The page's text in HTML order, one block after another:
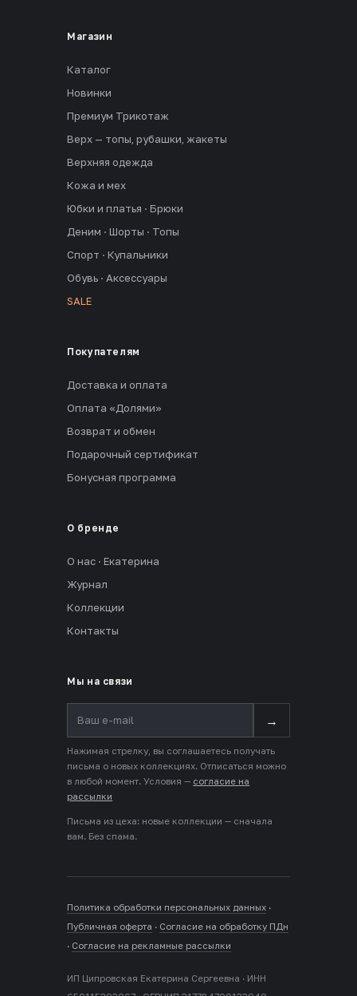
Магазин
Каталог
Новинки
Премиум Трикотаж
Верх — топы, рубашки, жакеты
Верхняя одежда
Кожа и мех
Юбки и платья · Брюки
Деним · Шорты · Топы
Спорт · Купальники
Обувь · Аксессуары
SALE
Покупателям
Доставка и оплата
Оплата «Долями»
Возврат и обмен
Подарочный сертификат
Бонусная программа
О бренде
О нас · Екатерина
Журнал
Коллекции
Контакты
Мы на связи
→
Нажимая стрелку, вы соглашаетесь получать
письма о новых коллекциях. Отписаться можно
в любой момент. Условия — согласие на
рассылки
Письма из цеха: новые коллекции — сначала
вам. Без спама.
Политика обработки персональных данных ·
Публичная оферта · Согласие на обработку ПДн
· Согласие на рекламные рассылки
ИП Ципровская Екатерина Сергеевна · ИНН